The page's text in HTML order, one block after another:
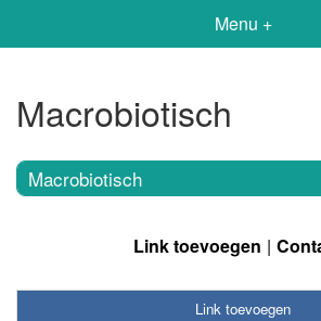
Menu +
Macrobiotisch
Macrobiotisch
Link toevoegen
Link toevoegen